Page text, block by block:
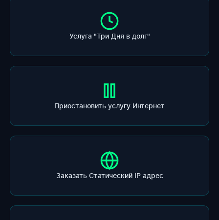
Услуга "Три Дня в долг"
Приостановить услугу Интернет
Заказать Статический IP адрес